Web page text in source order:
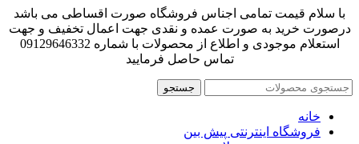
با سلام قیمت تمامی اجناس فروشگاه صورت اقساطی می باشد
درصورت خرید به صورت عمده و نقدی جهت اعمال تخفیف و جهت
استعلام موجودی و اطلاع از محصولات با شماره 09129646332
تماس حاصل فرمایید
جستجو
خانه
فروشگاه اینترنتی پیش بین